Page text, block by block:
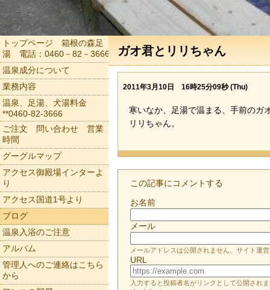
ガオ君とリリちゃん
2011年3月10日 16時25分09秒 (Thu)
寒いなか、足湯で温まる、手前のガ
リリちゃん。
この記事にコメントする
お名前
メール
メールアドレスは公開されません。サイト運
URL
入力すると投稿者名がリンクとして公開され
トップページ 箱根の森足
湯 電話：0460－82－3666
温泉成分について
業務内容
温泉、足湯、犬湯料金
**0460-82-3666
ご注文 問い合わせ 営業
時間
グーグルマップ
アクセス御殿場インターよ
り
アクセス国道1号より
ブログ
温泉入浴のご注意
アルバム
管理人へのご連絡はこちら
から